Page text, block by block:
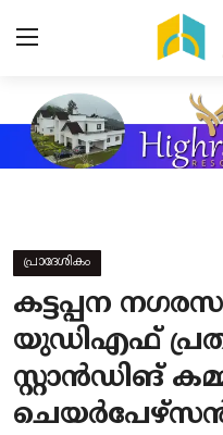
Login
പ്രധാന വാർത്തകൾ
പ്രാദേശികം
കായികം
TOURISM
പ്രാദേശികം
കട്ടപ്പന
യുഡിഎഫ്
സ്റ്റാൻഡിങ്